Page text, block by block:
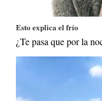
Esto explica el frío
¿Te pasa que por la